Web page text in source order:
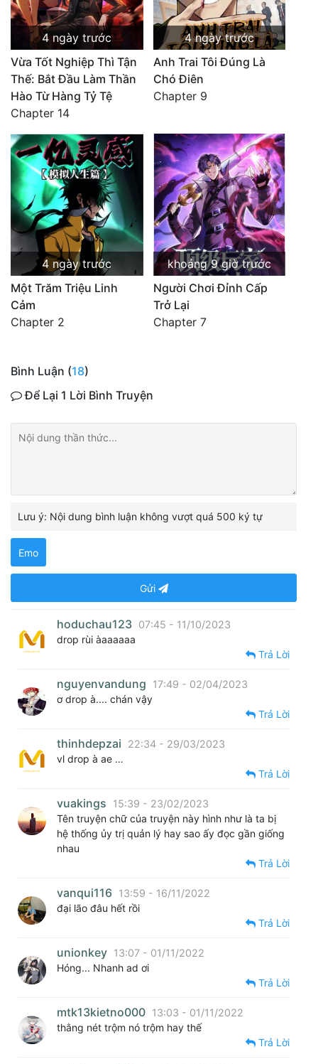
4 ngày trước
Vừa Tốt Nghiệp Thì Tận
Thế: Bắt Đầu Làm Thần
Hào Từ Hàng Tỷ Tệ
Chapter 14
4 ngày trước
Anh Trai Tôi Đúng Là
Chó Điên
Chapter 9
4 ngày trước
Một Trăm Triệu Linh
Cảm
Chapter 2
khoảng 9 giờ trước
Người Chơi Đỉnh Cấp
Trở Lại
Chapter 7
Bình Luận (18)
Để Lại 1 Lời Bình Truyện
Lưu ý: Nội dung bình luận không vượt quá 500 ký tự
Emo
Gửi
hoduchau123 07:45 - 11/10/2023
drop rùi àaaaaaa
Trả Lời
nguyenvandung
17:49 - 02/04/2023
ơ drop à.... chán vậy
Trả Lời
thinhdepzai
22:34 - 29/03/2023
vl drop à ae …
Trả Lời
vuakings
15:39 - 23/02/2023
Tên truyện chữ của truyện này hình như là ta bị
hệ thống ủy trị quản lý hay sao ấy đọc gần giống
nhau
Trả Lời
vanqui116 13:59 - 16/11/2022
đại lão đâu hết rồi
Trả Lời
unionkey 13:07 - 01/11/2022
Hóng... Nhanh ad ơi
Trả Lời
mtk13kietno000 13:03 - 01/11/2022
thằng nét trộm nó trộm hay thế
Trả Lời